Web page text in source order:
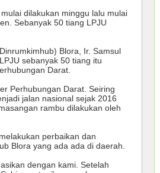
dilakukan minggu lalu mulai
Sebanyak 50 tiang LPJU
Blora, Ir. Samsul
sebanyak 50 tiang itu
Darat.
Perhubungan Darat. Seiring
jalan nasional sejak 2016
rambu dilakukan oleh
perbaikan dan
Blora yang ada ada di daerah.
dengan kami. Setelah